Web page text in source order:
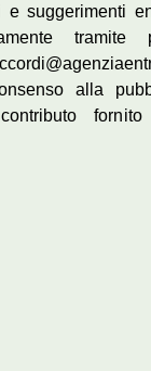
e suggerimenti
tramite
alla